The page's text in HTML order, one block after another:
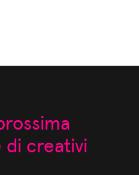
di creativi